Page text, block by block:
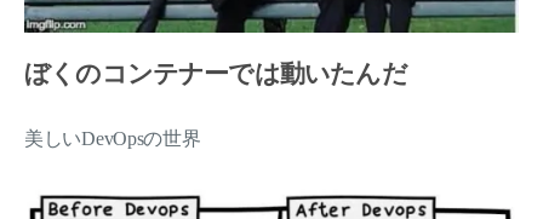
ぼくのコンテナーでは動いたんだ
美しいDevOpsの世界